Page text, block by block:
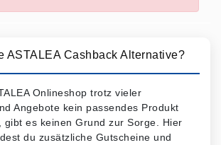
ASTALEA Cashback Alternative?
Onlineshop trotz vieler
Angebote kein passendes Produkt
gibt es keinen Grund zur Sorge. Hier
du zusätzliche Gutscheine und